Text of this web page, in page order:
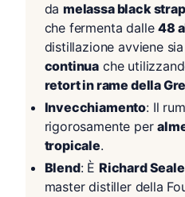
da melassa black
che fermenta dalle48
distillazione avviene
continua che
retort in rame della
Invecchiamento: Il
rigorosamente per
tropicale.
Blend: È Richard Seale
master distiller della